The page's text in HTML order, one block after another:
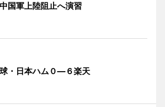
国軍上陸阻止へ演習
・日本ハム０―６楽天